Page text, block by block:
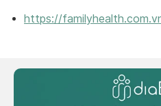
https://